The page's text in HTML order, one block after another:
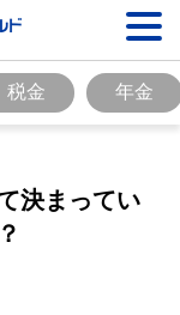
税金 年金
決まってい